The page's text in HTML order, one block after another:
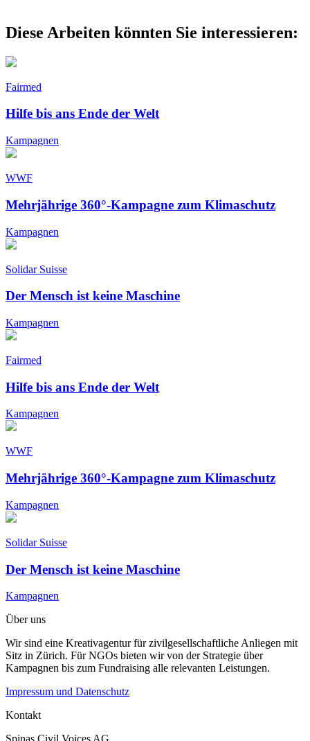
Diese Arbeiten könnten Sie interessieren:
Fairmed
Hilfe bis ans Ende der Welt
Kampagnen
WWF
Mehrjährige 360°-Kampagne zum Klimaschutz
Kampagnen
Solidar Suisse
Der Mensch ist keine Maschine
Kampagnen
Fairmed
Hilfe bis ans Ende der Welt
Kampagnen
WWF
Mehrjährige 360°-Kampagne zum Klimaschutz
Kampagnen
Solidar Suisse
Der Mensch ist keine Maschine
Kampagnen
Über uns
Wir sind eine Kreativagentur für zivilgesellschaftliche Anliegen mit
Sitz in Zürich. Für NGOs bieten wir von der Strategie über
Kampagnen bis zum Fundraising alle relevanten Leistungen.
Impressum und Datenschutz
Kontakt